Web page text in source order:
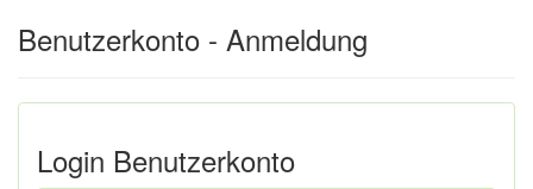
Benutzerkonto - Anmeldung
Login Benutzerkonto